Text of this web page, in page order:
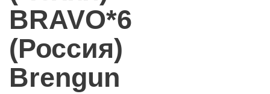
BRAVO*6
(Россия)
Brengun